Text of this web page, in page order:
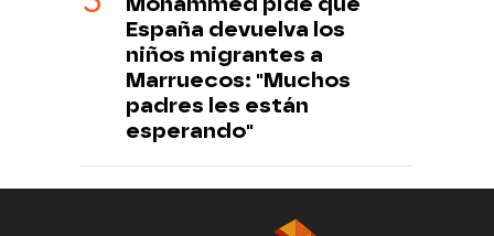
España devuelva los
niños migrantes a
Marruecos: "Muchos
padres les están
esperando"